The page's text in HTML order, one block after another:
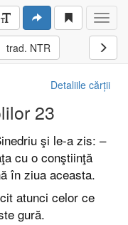
trad. NTR
Detaliile cărții
23
şi le-a zis: –
cu o conştiinţă
în ziua aceasta.
atunci celor ce
gură.